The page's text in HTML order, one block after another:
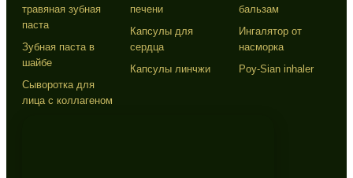
травяная зубная
паста
Зубная паста в
шайбе
Сыворотка для
лица с коллагеном
печени
Капсулы для
сердца
Капсулы линчжи
бальзам
Ингалятор от
насморка
Poy-Sian inhaler